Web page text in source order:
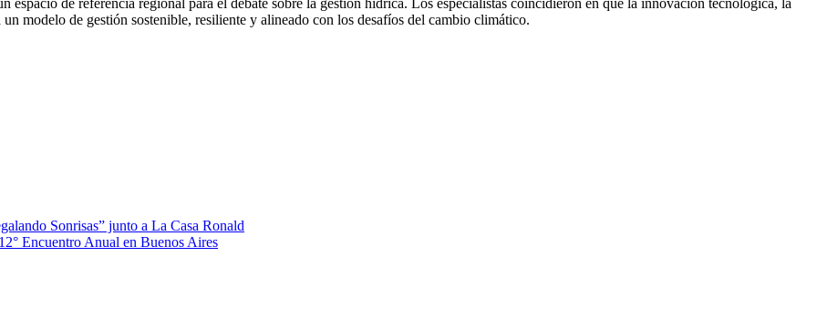
modelo de gestión sostenible, resiliente y alineado con los desafíos del cambio climático.
Sonrisas” junto a La Casa Ronald
Encuentro Anual en Buenos Aires